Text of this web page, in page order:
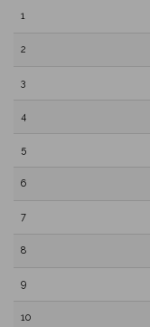
1
2
3
4
5
6
7
8
9
10